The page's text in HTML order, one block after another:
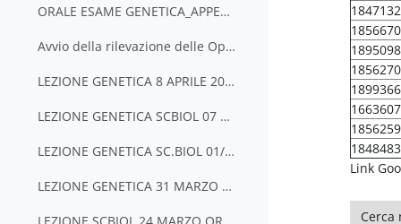
ORALE ESAME GENETICA_APPELLO DEL 14 MAGGIO_2020: LINK GOOGLE MEET
Avvio della rilevazione delle Opinioni Studenti [OPIS] per gli insegnamenti del II semestre aa 2019-2020. CODICE CORSO W88PNCY5
LEZIONE GENETICA 8 APRILE 2020 SC BIOLO_LINK GOOGLE MEET
LEZIONE GENETICA SCBIOL 07 APRILE 2020_LINK GOOGLE MEET
LEZIONE GENETICA SC.BIOL 01/04/2020 link Google Meet
LEZIONE GENETICA 31 MARZO 2020 SC.BIOL LINK GOOGLE MEET
1847132
1856670
1895098
1856270
1899366
1663607
1856259
1848483
Link
Cerca